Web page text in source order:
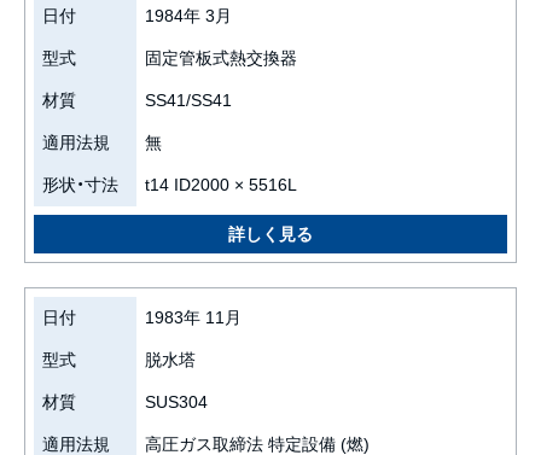
日付 1984年 3月
型式 固定管板式熱交換器
材質 SS41/SS41
適用法規 無
形状・寸法 t14 ID2000 × 5516L
日付 1983年 11月
型式 脱水塔
材質 SUS304
適用法規 高圧ガス取締法 特定設備 (燃)